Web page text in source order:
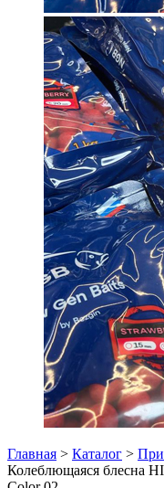
Главная > Каталог >
Колеблющаяся блесна